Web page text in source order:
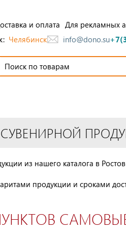
и оплата Для рекламных
Челябинск info@dono.su
из нашего каталога в
продукции и сроками